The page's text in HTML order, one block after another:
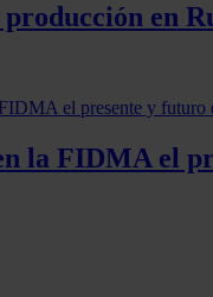
en
la FIDMA el